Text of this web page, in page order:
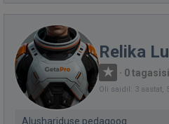
Relika
· 0
Oli saidil: 3 aastat,
Alushariduse pedagoog